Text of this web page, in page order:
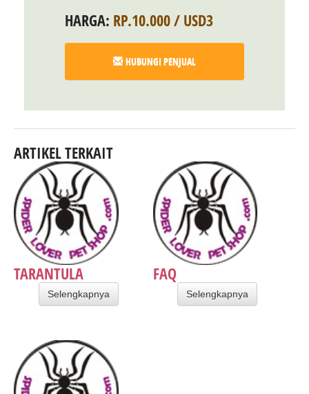
HARGA: RP.10.000 / USD3
HUBUNGI PENJUAL
ARTIKEL TERKAIT
TARANTULA
Selengkapnya
FAQ
Selengkapnya